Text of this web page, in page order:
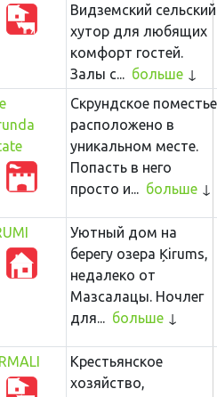
Видземский сельский
хутор для любящих
комфорт гостей.
Залы с... больше
Скрундское поместье
расположено в
уникальном месте.
Попасть в него
просто и... больше
Уютный дом на
берегу озера Ķirums,
недалеко от
Мазсалацы. Hочлег
для... больше
Крестьянское
хозяйство,